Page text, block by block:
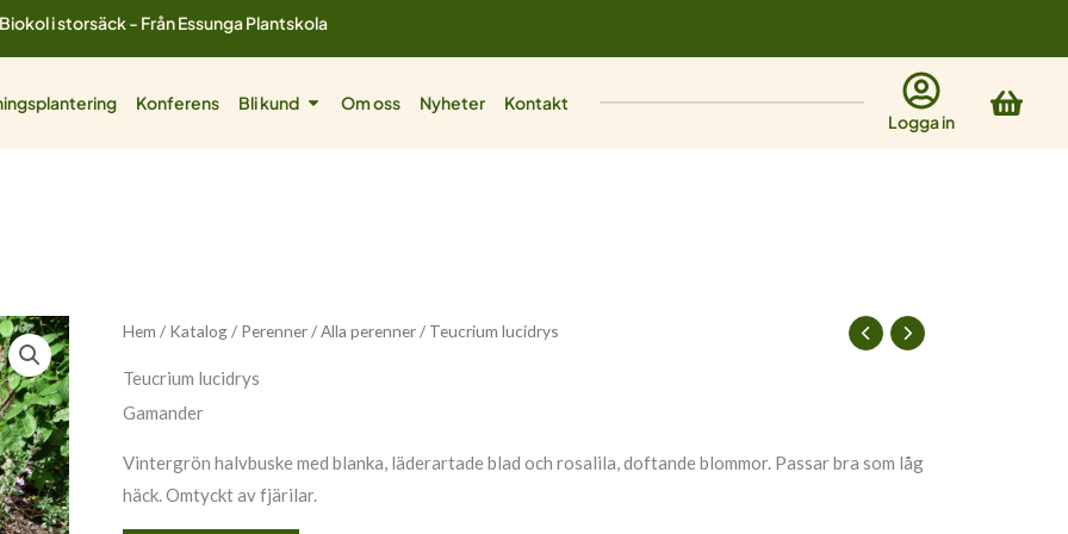
i storsäck - Från Essunga Plantskola
Konferens Bli kund Öppna Bli kund
Om oss Nyheter
Kontakt
Logga in
Hem / Katalog/ Perenner/Alla perenner/ Teucrium lucidrys
Teucrium lucidrys
Gamander
Vintergrön halvbuske med blanka, läderartade blad och rosalila, doftande blommor. Passar bra som låg
häck. Omtyckt av fjärilar.